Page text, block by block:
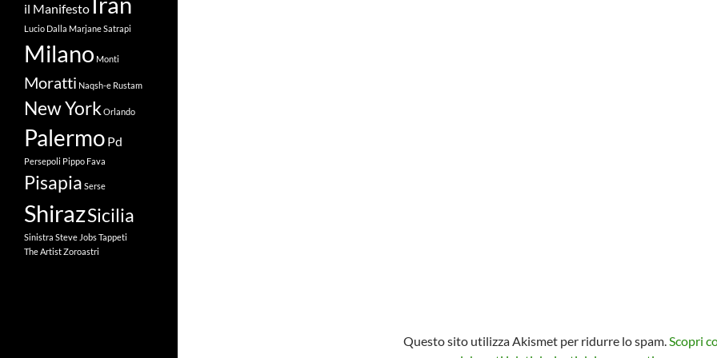
Questo sito utilizza Akismet per ridurre lo spam.Scopri
il Manifesto
Lucio Dalla Marjane Satrapi
Milano Monti
Moratti Naqsh-e Rustam
New York Orlando
Palermo Pd
Persepoli Pippo Fava
Pisapia Serse
ShirazSicilia
Sinistra Steve JobsTappeti
The ArtistZoroastri